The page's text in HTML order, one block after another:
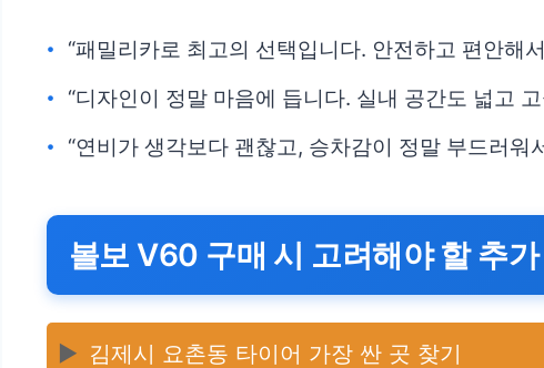
“패밀리카로 최고의 선택입니다. 안전하고 편안해
“디자인이 정말 마음에 듭니다. 실내 공간도 넓고
“연비가 생각보다 괜찮고, 승차감이 정말 부드러워
볼보 V60 구매 시 고려해야 할 추
▶️ 김제시 요촌동 타이어 가장 싼 곳 찾기